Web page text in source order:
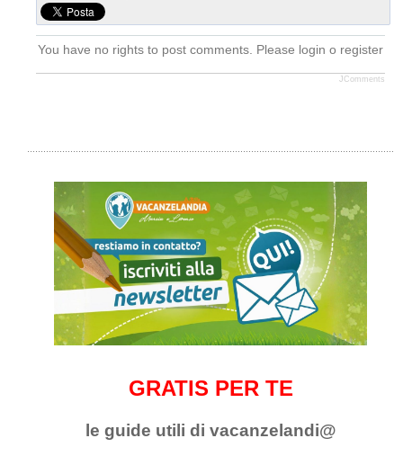
You have no rights to post comments. Please login o register
JComments
GRATIS PER TE
le guide utili di vacanzelandi@